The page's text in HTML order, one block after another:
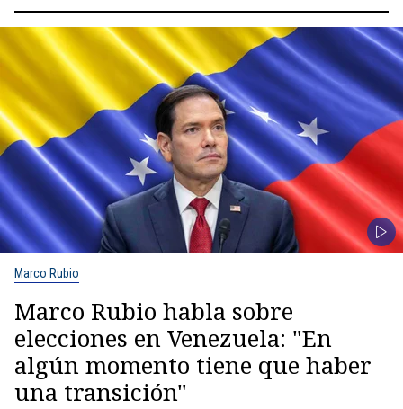
Marco Rubio
Marco Rubio habla sobre
elecciones en Venezuela: "En
algún momento tiene que haber
una transición"